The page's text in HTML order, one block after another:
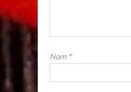
Nom *